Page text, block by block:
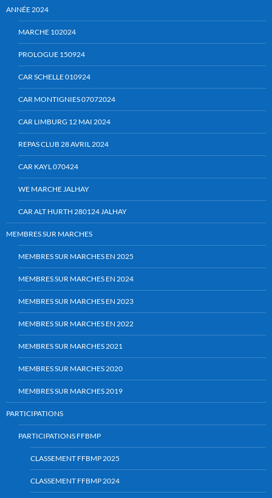
ANNÉE 2024
MARCHE 102024
PROLOGUE 150924
CAR SCHELLE 010924
CAR MONTIGNIES 07072024
CAR LIMBURG 12 MAI 2024
REPAS CLUB 28 AVRIL 2024
CAR KAYL 070424
WE MARCHE JALHAY
CAR ALT HURTH 280124 JALHAY
MEMBRES SUR MARCHES
MEMBRES SUR MARCHES EN 2025
MEMBRES SUR MARCHES EN 2024
MEMBRES SUR MARCHES EN 2023
MEMBRES SUR MARCHES EN 2022
MEMBRES SUR MARCHES 2021
MEMBRES SUR MARCHES 2020
MEMBRES SUR MARCHES 2019
PARTICIPATIONS
PARTICIPATIONS FFBMP
CLASSEMENT FFBMP 2025
CLASSEMENT FFBMP 2024